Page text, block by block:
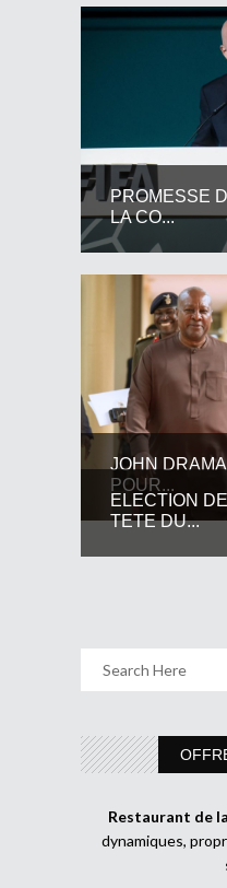
PROMESSE
LA CO...
JOHN
POUR...
ELECTION
TETE DU...
Restaurant de
dynamiques,